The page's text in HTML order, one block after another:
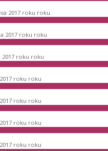
2017 roku roku
2017 roku roku
2017 roku roku
roku roku
roku roku
roku roku
roku roku